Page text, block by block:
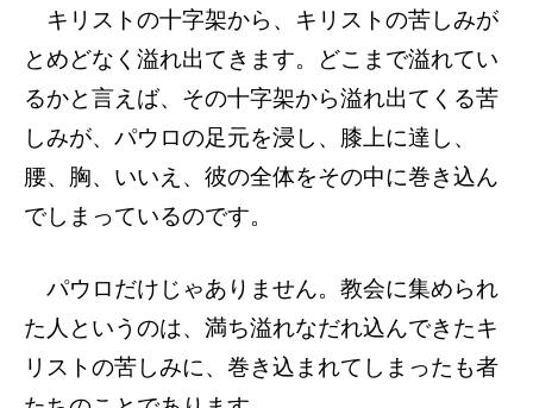
キリストの十字架から、キリストの苦しみが
とめどなく溢れ出てきます。どこまで溢れてい
るかと言えば、その十字架から溢れ出てくる苦
しみが、パウロの足元を浸し、膝上に達し、
腰、胸、いいえ、彼の全体をその中に巻き込ん
でしまっているのです。
パウロだけじゃありません。教会に集められ
た人というのは、満ち溢れなだれ込んできたキ
リストの苦しみに、巻き込まれてしまったも者